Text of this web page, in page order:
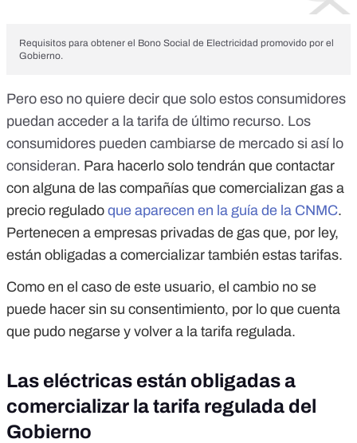
Requisitos para obtener el Bono Social de Electricidad promovido por el
Gobierno.
Pero eso no quiere decir que solo estos consumidores
puedan acceder a la tarifa de último recurso. Los
consumidores pueden cambiarse de mercado si así lo
consideran. Para hacerlo solo tendrán que contactar
con alguna de las compañías que comercializan gas a
precio regulado que aparecen en la guía de la CNMC.
Pertenecen a empresas privadas de gas que, por ley,
están obligadas a comercializar también estas tarifas.
Como en el caso de este usuario, el cambio no se
puede hacer sin su consentimiento, por lo que cuenta
que pudo negarse y volver a la tarifa regulada.
Las eléctricas están obligadas a
comercializar la tarifa regulada del
Gobierno